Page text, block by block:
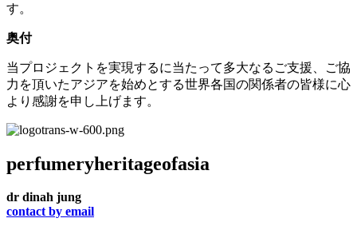
す。
奥付
当プロジェクトを実現するに当たって多大なるご支援、ご協
力を頂いたアジアを始めとする世界各国の関係者の皆様に心
より感謝を申し上げます。
perfumeryheritageofasia
dr dinah jung
contact by email